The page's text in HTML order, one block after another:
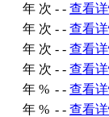
年 次 - - 查看
年 次 - - 查看
年 次 - - 查看
年 次 - - 查看
年 % - - 查看
年 % - - 查看